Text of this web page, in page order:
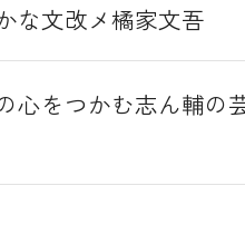
文改メ橘家文吾
心をつかむ志ん輔の